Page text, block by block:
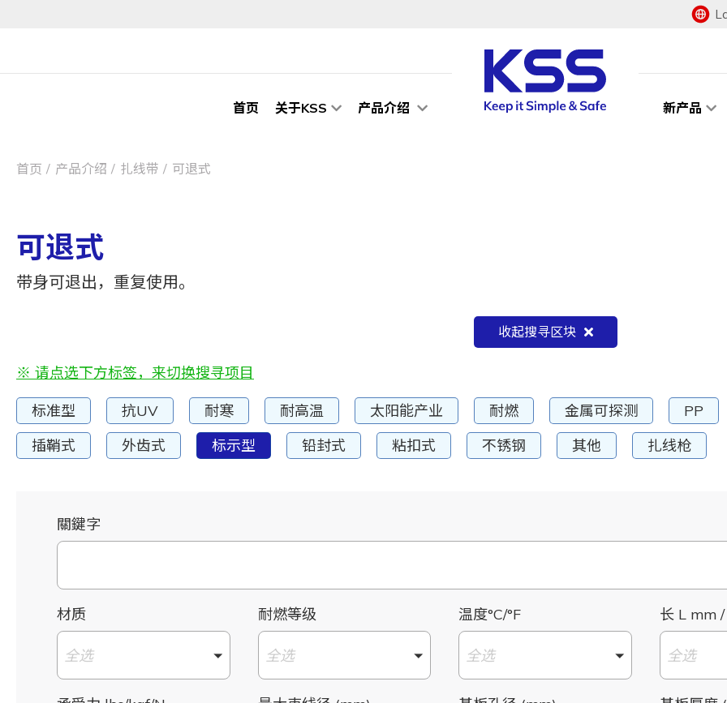
首页 关于KSS 产品介绍 新产品
首页 产品介绍 扎线带 可退式
可退式
带身可退出，重复使用。
收起搜寻区块
※ 请点选下方标签，来切换搜寻项目
标准型 抗UV 耐寒 耐高温 太阳能产业 耐燃 金属可探测
PP
插鞘式
外齿式 标示型 铅封式 粘扣式 不锈钢 其他 扎线枪
關鍵字
材质
全选
耐燃等级
全选
温度°C/°F
全选
长 L mm
全选